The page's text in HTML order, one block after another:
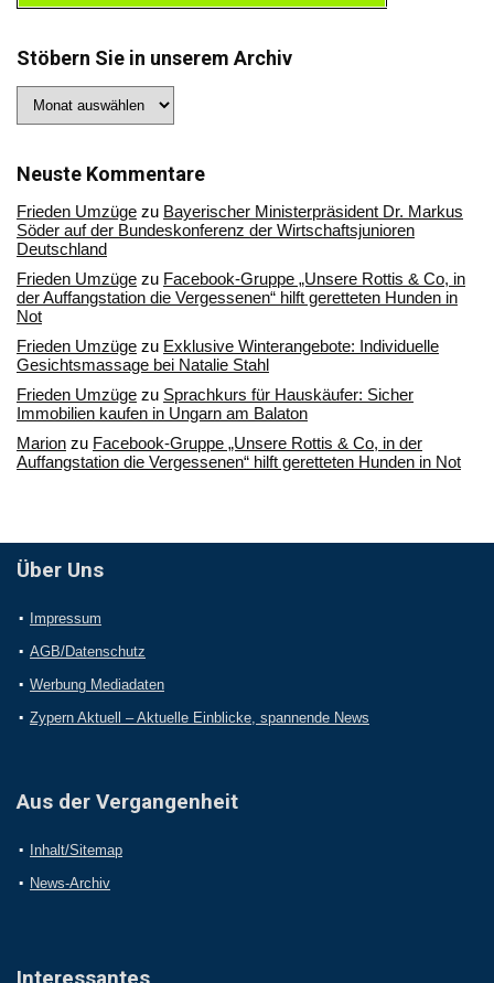
Stöbern Sie in unserem Archiv
Sie
Archiv
Neuste Kommentare
Frieden Umzüge zu Bayerischer Ministerpräsident Dr. Markus
Söder auf der Bundeskonferenz der Wirtschaftsjunioren
Deutschland
Frieden Umzüge zu Facebook-Gruppe „Unsere Rottis & Co, in
der Auffangstation die Vergessenen“ hilft geretteten Hunden in
Not
Frieden Umzüge zu Exklusive Winterangebote: Individuelle
Gesichtsmassage bei Natalie Stahl
Frieden Umzüge zu Sprachkurs für Hauskäufer: Sicher
Immobilien kaufen in Ungarn am Balaton
Marion zu Facebook-Gruppe „Unsere Rottis & Co, in der
Auffangstation die Vergessenen“ hilft geretteten Hunden in Not
Über Uns
Impressum
AGB/Datenschutz
Werbung Mediadaten
Zypern Aktuell – Aktuelle Einblicke, spannende News
Aus der Vergangenheit
Inhalt/Sitemap
News-Archiv